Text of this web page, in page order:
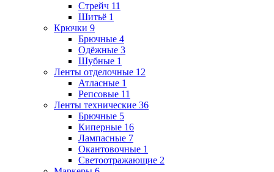
Стрейч 11
Шитьё 1
Крючки 9
Брючные 4
Одёжные 3
Шубные 1
Ленты отделочные 12
Атласные 1
Репсовые 11
Ленты технические 36
Брючные 5
Киперные 16
Лампасные 7
Окантовочные 1
Светоотражающие 2